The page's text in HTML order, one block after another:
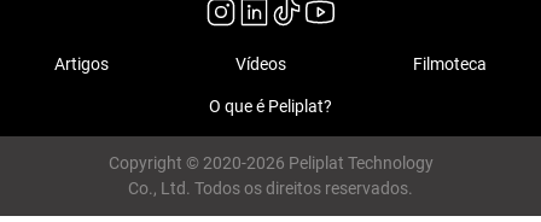
Artigos Vídeos Filmoteca
O que é Peliplat?
Copyright © 2020-2026 Peliplat Technology
Co., Ltd. Todos os direitos reservados.